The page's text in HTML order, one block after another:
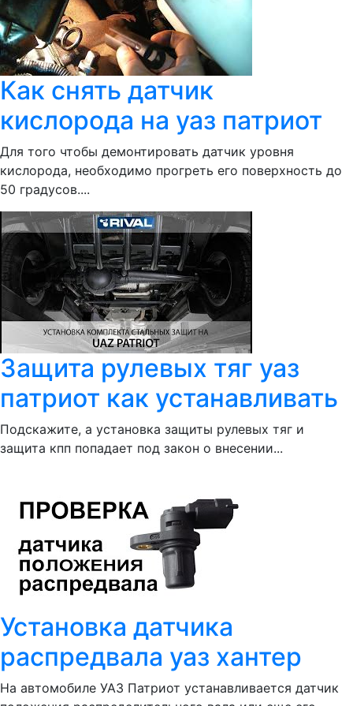
Как снять датчик
кислорода на уаз патриот
Для того чтобы демонтировать датчик уровня
кислорода, необходимо прогреть его поверхность до
50 градусов....
Защита рулевых тяг уаз
патриот как устанавливать
Подскажите, а установка защиты рулевых тяг и
защита кпп попадает под закон о внесении...
Установка датчика
распредвала уаз хантер
На автомобиле УАЗ Патриот устанавливается датчик